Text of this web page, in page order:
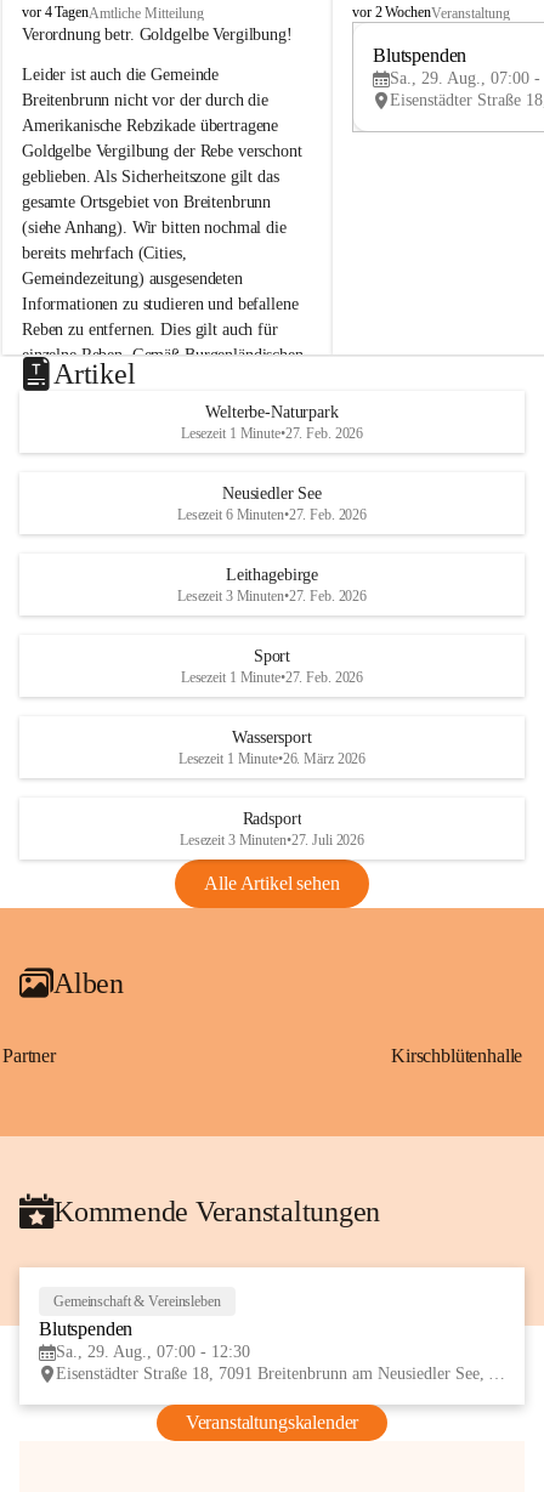
B
r
i
t
e
n
b
r
u
n
n
a
m
N
e
u
s
d
S
vor 4 TagenAmtliche Mitteilung
Verordnung betr. Goldgelbe Vergilbung!
Leider ist auch die Gemeinde
Breitenbrunn nicht vor der durch die
Amerikanische Rebzikade übertragene
Goldgelbe Vergilbung der Rebe verschont
geblieben. Als Sicherheitszone gilt das
gesamte Ortsgebiet von Breitenbrunn
(siehe Anhang). Wir bitten nochmal die
bereits mehrfach (Cities,
Gemeindezeitung) ausgesendeten
Informationen zu studieren und befallene
Reben zu entfernen. Dies gilt auch für
einzelne Reben. Gemäß Burgenländischen
Weinbaugesetz sind nicht gepflegte oder
unzulässige Weingärten zu roden! Bitte
helfen wir zusammen um unsere Winzer
vor den prognostizierten Ernteausfällen
und den daraus folgenden wirtschaftlichen
Maßnahmen zur Bekämpfung
Rebe und der Amerikanischen
Anhang VBl. EU Nr. 18
1 Seite•1,4 MB
VBl. EU Nr. 18_2026
B
e
u
e
d
r
S
vor 2 WochenVeranstaltung
Blutspenden
Sa., 29. Aug., 07:00 -
Artikel
Welterbe-Naturpark
Lesezeit 1 Minute•27. Feb. 2026
Neusiedler See
Lesezeit 6 Minuten•27. Feb. 2026
Leithagebirge
Lesezeit 3 Minuten•27. Feb. 2026
Sport
Lesezeit 1 Minute•27. Feb. 2026
Wassersport
Lesezeit 1 Minute•26. März 2026
Radsport
Lesezeit 3 Minuten•27. Juli 2026
Alle Artikel sehen
Alben
Partner Kirschblütenhalle
Kommende Veranstaltungen
Gemeinschaft & Vereinsleben
Blutspenden
Sa., 29. Aug., 07:00 - 12:30
Eisenstädter Straße 18, 7091 Breitenbrunn am Neusiedler See, AUT
Veranstaltungskalender